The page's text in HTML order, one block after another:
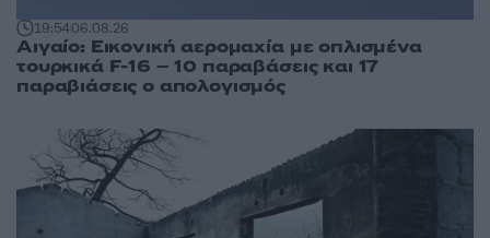
19:5406.08.26
Αιγαίο: Εικονική αερομαχία με οπλισμένα
τουρκικά F-16 – 10 παραβάσεις και 17
παραβιάσεις ο απολογισμός